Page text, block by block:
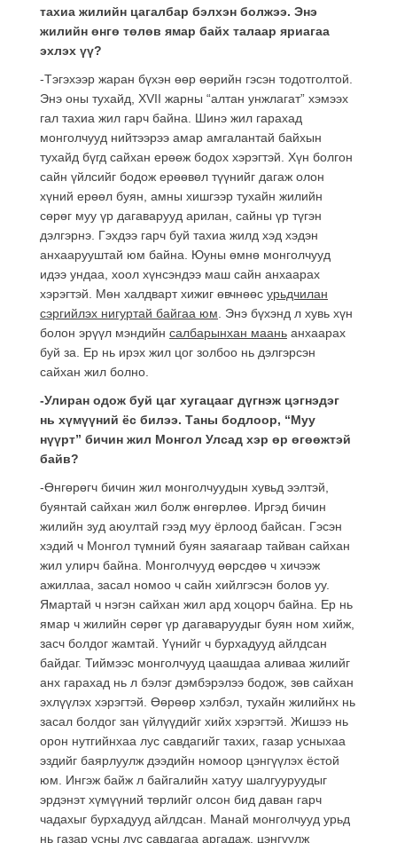
тахиа жилийн цагалбар бэлхэн болжээ. Энэ
жилийн өнгө төлөв ямар байх талаар яриагаа
эхлэх үү?
-Тэгэхээр жаран бүхэн өөр өөрийн гэсэн тодотголтой.
Энэ оны тухайд, ХVII жарны “алтан унжлагат” хэмээх
гал тахиа жил гарч байна. Шинэ жил гарахад
монголчууд нийтээрээ амар амгалантай байхын
тухайд бүгд сайхан ерөөж бодох хэрэгтэй. Хүн болгон
сайн үйлсийг бодож ерөөвөл түүнийг дагаж олон
хүний ерөөл буян, амны хишгээр тухайн жилийн
сөрөг муу үр дагаварууд арилан, сайны үр түгэн
дэлгэрнэ. Гэхдээ гарч буй тахиа жилд хэд хэдэн
анхаарууштай юм байна. Юуны өмнө монголчууд
идээ ундаа, хоол хүнсэндээ маш сайн анхаарах
хэрэгтэй. Мөн халдварт хижиг өвчнөөс урьдчилан
сэргийлэх нигуртай байгаа юм . Энэ бүхэнд л хувь хүн
болон эрүүл мэндийн салбарынхан маань анхаарах
буй за. Ер нь ирэх жил цог золбоо нь дэлгэрсэн
сайхан жил болно.
-Улиран одож буй цаг хугацааг дүгнэж цэгнэдэг
нь хүмүүний ёс билээ. Таны бодлоор, “Муу
нүүрт” бичин жил Монгол Улсад хэр өр өгөөжтэй
байв?
-Өнгөрөгч бичин жил монголчуудын хувьд ээлтэй,
буянтай сайхан жил болж өнгөрлөө. Иргэд бичин
жилийн зуд аюултай гээд муу ёрлоод байсан. Гэсэн
хэдий ч Монгол түмний буян заяагаар тайван сайхан
жил улирч байна. Монголчууд өөрсдөө ч хичээж
ажиллаа, засал номоо ч сайн хийлгэсэн болов уу.
Ямартай ч нэгэн сайхан жил ард хоцорч байна. Ер нь
ямар ч жилийн сөрөг үр дагаваруудыг буян ном хийж,
засч болдог жамтай. Үүнийг ч бурхадууд айлдсан
байдаг. Тиймээс монголчууд цаашдаа аливаа жилийг
анх гарахад нь л бэлэг дэмбэрэлээ бодож, зөв сайхан
эхлүүлэх хэрэгтэй. Өөрөөр хэлбэл, тухайн жилийнх нь
засал болдог зан үйлүүдийг хийх хэрэгтэй. Жишээ нь
орон нутгийнхаа лус савдагийг тахих, газар усныхаа
эздийг баярлуулж дээдийн номоор цэнгүүлэх ёстой
юм. Ингэж байж л байгалийн хатуу шалгууруудыг
эрдэнэт хүмүүний төрлийг олсон бид даван гарч
чадахыг бурхадууд айлдсан. Манай монголчууд урьд
нь газар усны лус савдагаа аргадаж, цэнгүүлж